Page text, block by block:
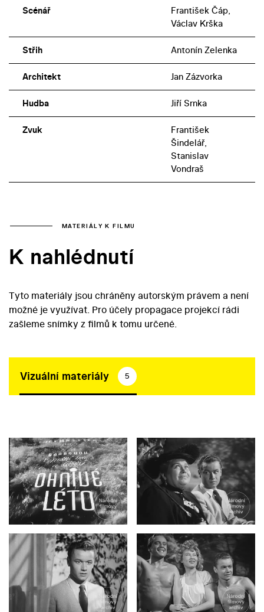
Scénář
František Čáp,
Václav Krška
Střih Antonín Zelenka
Architekt Jan Zázvorka
Hudba Jiří Srnka
Zvuk
František
Šindelář,
Stanislav
Vondraš
MATERIÁLY K FILMU
K nahlédnutí
Tyto materiály jsou chráněny autorským právem a není
možné je využívat. Pro účely propagace projekcí rádi
zašleme snímky z filmů k tomu určené.
Vizuální materiály 5